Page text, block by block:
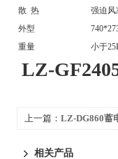
散 热
强迫风
外型
重量
小于
LZ-
上一篇： LZ-DG860蓄
相关产品